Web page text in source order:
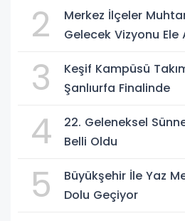
2
Merkez İlçeler
Gelecek Vizyonu Ele
3
Keşif Kampüsü
Şanlıurfa Finalinde
4
22. Geleneksel
Belli Oldu
5
Büyükşehir İle Yaz
Dolu Geçiyor